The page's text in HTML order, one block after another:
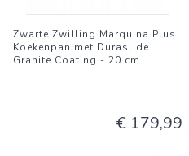
Zwarte Zwilling Marquina Plus
Koekenpan met Duraslide
Granite Coating - 20 cm
€ 179,99